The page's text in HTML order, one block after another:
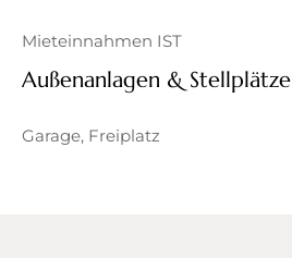
Mieteinnahmen IST
Außenanlagen & Stellplätze
Garage, Freiplatz